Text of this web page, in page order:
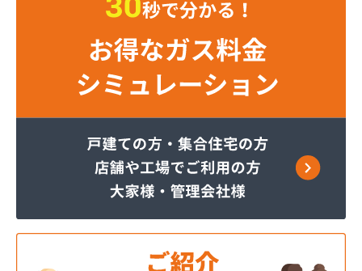
くみあい商事(株)
セントラル石油瓦斯(株) 横須賀支店
トモプロ(株) 横浜営業所
ニイミ石油ガス
ひょっとこや(有)ノムラ
ファーストガスシステム(株)
ミツワプロパンガス協同組合
ミライフ(株) 神奈川支店 相模原オフィス